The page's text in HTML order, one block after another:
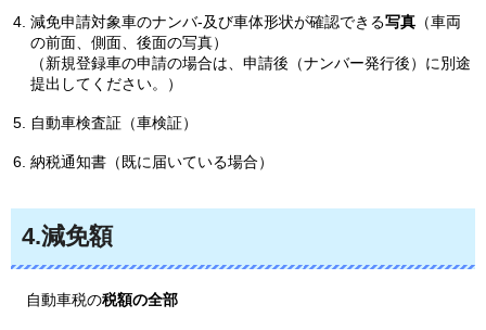
減免申請対象車のナンバ-及び車体形状が確認できる写真 （車両
の前面、側面、後面の写真）
（新規登録車の申請の場合は、申請後（ナンバー発行後）に別途
提出してください。）
自動車検査証（車検証）
納税通知書（既に届いている場合）
4.減免額
自動車税の税額の全部